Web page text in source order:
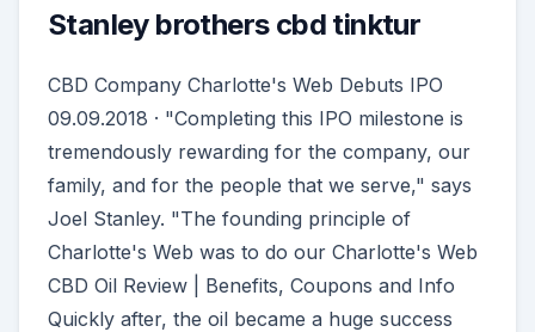
Stanley brothers cbd tinktur
CBD Company Charlotte's Web Debuts IPO
09.09.2018 · "Completing this IPO milestone is
tremendously rewarding for the company, our
family, and for the people that we serve," says
Joel Stanley. "The founding principle of
Charlotte's Web was to do our Charlotte's Web
CBD Oil Review | Benefits, Coupons and Info
Quickly after, the oil became a huge success